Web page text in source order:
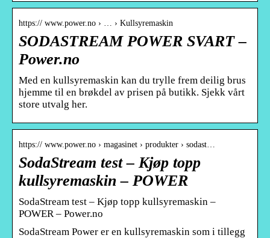
https:// www.power.no › … › Kullsyremaskin
SODASTREAM POWER SVART –
Power.no
Med en kullsyremaskin kan du trylle frem deilig brus
hjemme til en brøkdel av prisen på butikk. Sjekk vårt
store utvalg her.
https:// www.power.no › magasinet › produkter › sodast…
SodaStream test – Kjøp topp
kullsyremaskin – POWER
SodaStream test – Kjøp topp kullsyremaskin –
POWER – Power.no
SodaStream Power er en kullsyremaskin som i tillegg